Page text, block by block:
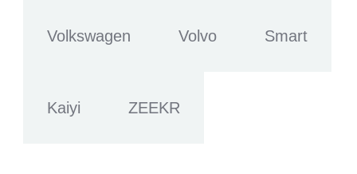
Volkswagen Volvo Smart
Kaiyi ZEEKR